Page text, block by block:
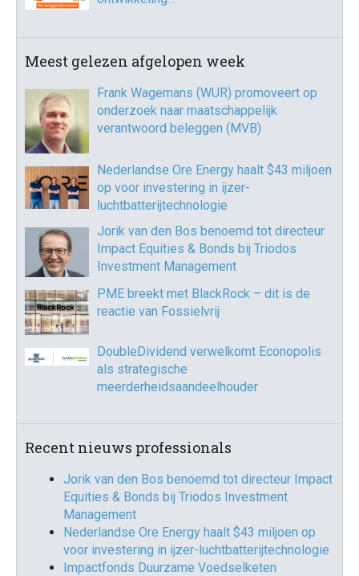
Meest gelezen afgelopen week
Frank Wagemans (WUR) promoveert op
onderzoek naar maatschappelijk
verantwoord beleggen (MVB)
Nederlandse Ore Energy haalt $43 miljoen
op voor investering in ijzer-
luchtbatterijtechnologie
Jorik van den Bos benoemd tot directeur
Impact Equities & Bonds bij Triodos
Investment Management
PME breekt met BlackRock – dit is de
reactie van Fossielvrij
DoubleDividend verwelkomt Econopolis
als strategische
meerderheidsaandeelhouder
Recent nieuws professionals
Jorik van den Bos benoemd tot directeur Impact
Equities & Bonds bij Triodos Investment
Management
Nederlandse Ore Energy haalt $43 miljoen op
voor investering in ijzer-luchtbatterijtechnologie
Impactfonds Duurzame Voedselketen